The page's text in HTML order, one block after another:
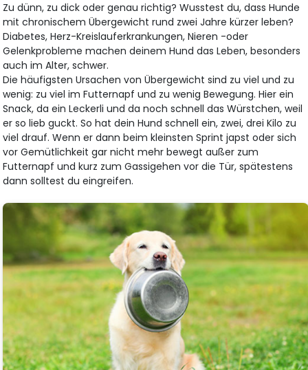
Zu dünn, zu dick oder genau richtig? Wusstest du, dass Hunde
mit chronischem Übergewicht rund zwei Jahre kürzer leben?
Diabetes, Herz-Kreislauferkrankungen, Nieren -oder
Gelenkprobleme machen deinem Hund das Leben, besonders
auch im Alter, schwer.
Die häufigsten Ursachen von Übergewicht sind zu viel und zu
wenig: zu viel im Futternapf und zu wenig Bewegung. Hier ein
Snack, da ein Leckerli und da noch schnell das Würstchen, weil
er so lieb guckt. So hat dein Hund schnell ein, zwei, drei Kilo zu
viel drauf. Wenn er dann beim kleinsten Sprint japst oder sich
vor Gemütlichkeit gar nicht mehr bewegt außer zum
Futternapf und kurz zum Gassigehen vor die Tür, spätestens
dann solltest du eingreifen.